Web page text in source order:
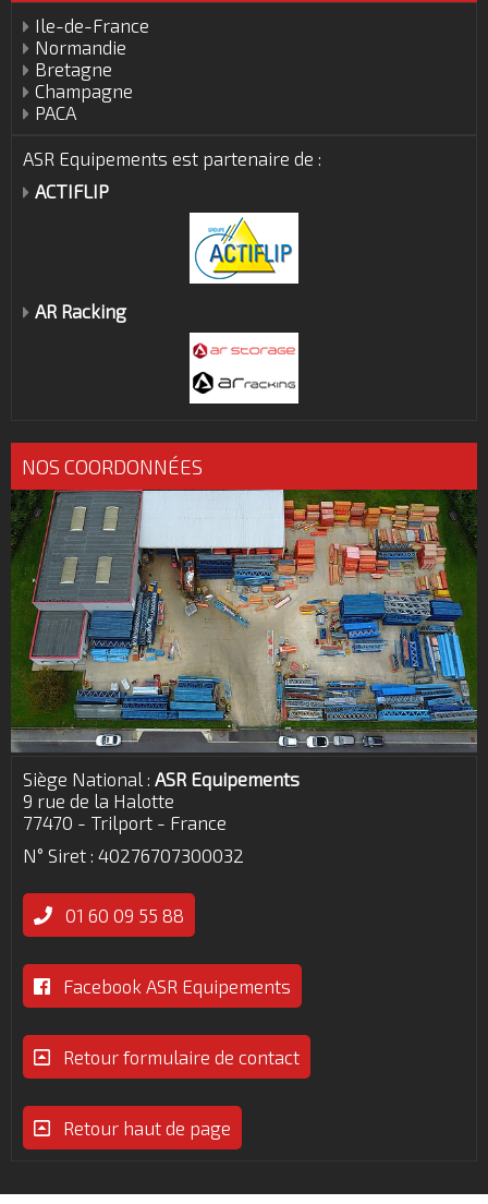
Ile-de-France
Normandie
Bretagne
Champagne
PACA
ASR Equipements est partenaire de :
ACTIFLIP
AR Racking
NOS COORDONNÉES
Siège National : ASR Equipements
9 rue de la Halotte
77470 - Trilport - France
N° Siret : 40276707300032
01 60 09 55 88
Facebook ASR Equipements
Retour formulaire de contact
Retour haut de page